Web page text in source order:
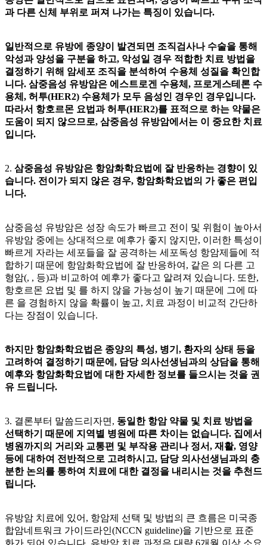
과 다른 신체 부위로 퍼져 나가는 특징이 있습니다.
일반적으로 유방에 종양이 발견되면 조직검사나 수술을 통해
악성과 양성을 구분을 하고, 악성일 경우 적합한 치료 방법을
결정하기 위해 암세포 조직을 분석하여 수용체 성질을 확인합
니다. 삼중음성 유방암은 에스트로겐 수용체, 프로게스테론 수
용체, 허투(HER2) 수용체가 모두 음성인 경우인 경우입니다.
따라서 항호르몬 요법과 허투(HER2)를 표적으로 하는 약물은
도움이 되지 않으므로, 삼중음성 유방암에서는 이 중요한 치료
입니다.
2. 삼중음성 유방암은 항암화학요법에 잘 반응하는 경향이 있
습니다. 전이가 되지 않은 경우, 항암화학요법의 가 좋은 편입
니다.
삼중음성 유방암은 성장 속도가 빠르고 전이 및 위험이 높아서
유방암 중에는 상대적으로 예후가 좋지 않지만, 이러한 특성이
빠르게 자라는 세포들을 잘 공격하는 세포독성 항암제들에 적
합하기 때문에 항암화학요법에 잘 반응하여, 같은 의 다른 고
형암(, , 등)과 비교하여 예후가 좋다고 알려져 있습니다. 또한,
항호르몬 요법 및 를 하지 않을 가능성이 높기 때문에 그에 따
른 을 경험하지 않을 확률이 높고, 치료 과정이 비교적 간단하
다는 장점이 있습니다.
하지만 항암화학요법은 종양의 특성, 병기, 환자의 상태 등을
고려하여 결정하기 때문에, 담당 의사선생님과의 상담을 통해
예후와 항암화학요법에 대한 자세한 정보를 들으시는 것을 권
유 드립니다.
3. 결론부터 말씀드리자면, 동일한 항암 약물 및 치료 방법을
선택하기 때문에 지역별 병원에 따른 차이는 없습니다. 집에서
병원까지의 거리와 교통편 및 부작용 관리나 정서, 재활, 영양
등에 대하여 전반적으로 고려하시고, 담당 의사선생님과의 충
분한 논의를 통하여 치료에 대한 결정을 내리시는 것을 추천드
립니다.
유방암 치료에 있어, 항암제 선택 및 방법의 큰 흐름은 미국종
합암네트워크 가이드라인(NCCN guideline)을 기반으로 표준
화가 되어 있습니다. 유방암 치료 과정은 대략 6개월 이상 소요